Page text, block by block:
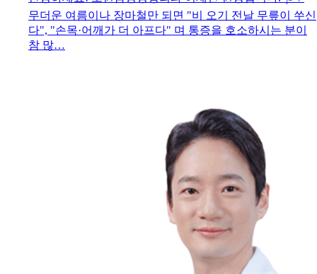
무더운 여름이나 장마철만 되면 "비 오기 전날 무릎이 쑤신
다", "손목·어깨가 더 아프다" 며 통증을 호소하시는 분이
참 많…